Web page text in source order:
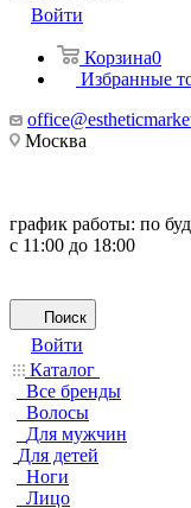
Войти
Корзина0
Избранные
Москва
график работы: по
с 11:00 до 18:00
Поиск
Войти
Каталог
Все бренды
Волосы
Для мужчин
Для детей
Ноги
Лицо